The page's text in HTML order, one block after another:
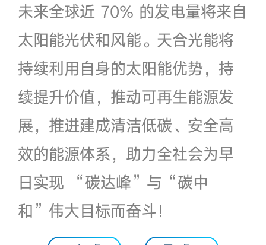
未来全球近 70% 的发电量将来自
太阳能光伏和风能。天合光能将
持续利用自身的太阳能优势，持
续提升价值，推动可再生能源发
展，推进建成清洁低碳、安全高
效的能源体系，助力全社会为早
日实现 “碳达峰”与“碳中
和”伟大目标而奋斗！